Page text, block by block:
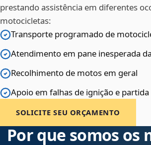
prestando assistência em diferentes
motocicletas:
Transporte programado de
Atendimento em pane inesperada
Recolhimento de motos em geral
Apoio em falhas de ignição e partida
SOLICITE SEU ORÇAMENTO
Por que somos os